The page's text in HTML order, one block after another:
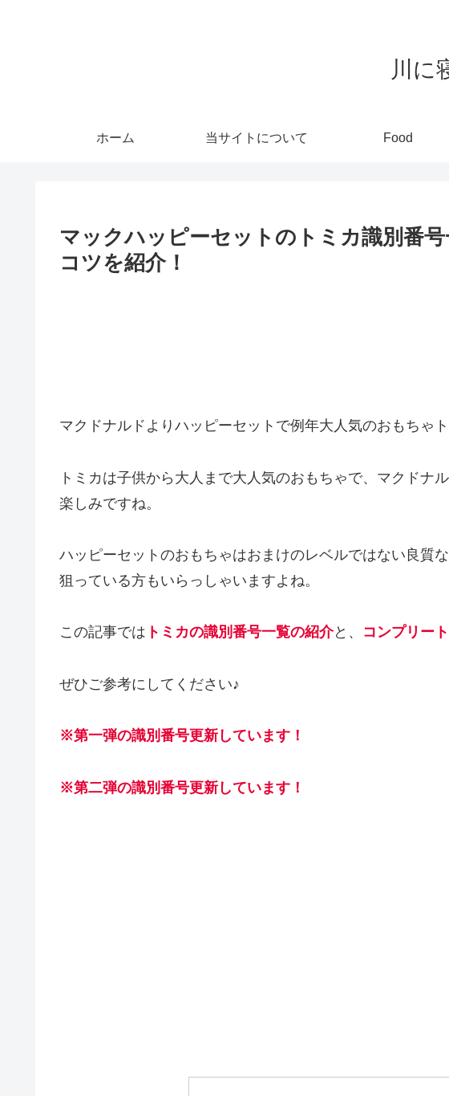
川に
ホーム 当サイトについて Food
マックハッピーセットのトミカ識別番
コツを紹介！
マクドナルドよりハッピーセットで例年大人気のおもちゃ
トミカは子供から大人まで大人気のおもちゃで、マクドナ
楽しみですね。
ハッピーセットのおもちゃはおまけのレベルではない良質
狙っている方もいらっしゃいますよね。
この記事では トミカの識別番号一覧の紹介と、 コンプリー
ぜひご参考にしてください♪
※第一弾の識別番号更新しています！
※第二弾の識別番号更新しています！